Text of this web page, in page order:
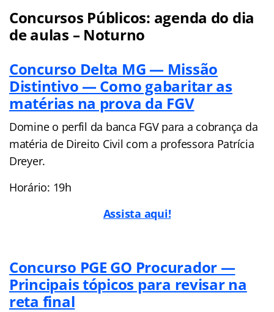
Concursos Públicos: agenda do dia
de aulas – Noturno
Concurso Delta MG — Missão
Distintivo — Como gabaritar as
matérias na prova da FGV
Domine o perfil da banca FGV para a cobrança da
matéria de Direito Civil com a professora Patrícia
Dreyer.
Horário: 19h
Assista aqui!
Concurso PGE GO Procurador —
Principais tópicos para revisar na
reta final